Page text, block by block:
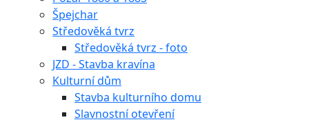
Špejchar
Středověká tvrz
Středověká tvrz - foto
JZD - Stavba kravína
Kulturní dům
Stavba kulturního domu
Slavnostní otevření